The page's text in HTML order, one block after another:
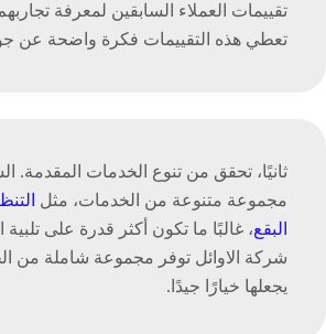
تقييمات العملاء السابقين لمعرفة
تعطي هذه التقييمات فكرة واضحة عن
ثانيًا، تحقق من تنوع الخدمات المقدمة.
مجموعة متنوعة من الخدمات، مثل
البقع، غالبًا ما تكون أكثر قدرة على تلبية
شركة الاوائل توفر مجموعة شاملة من
يجعلها خيارًا جيدًا.